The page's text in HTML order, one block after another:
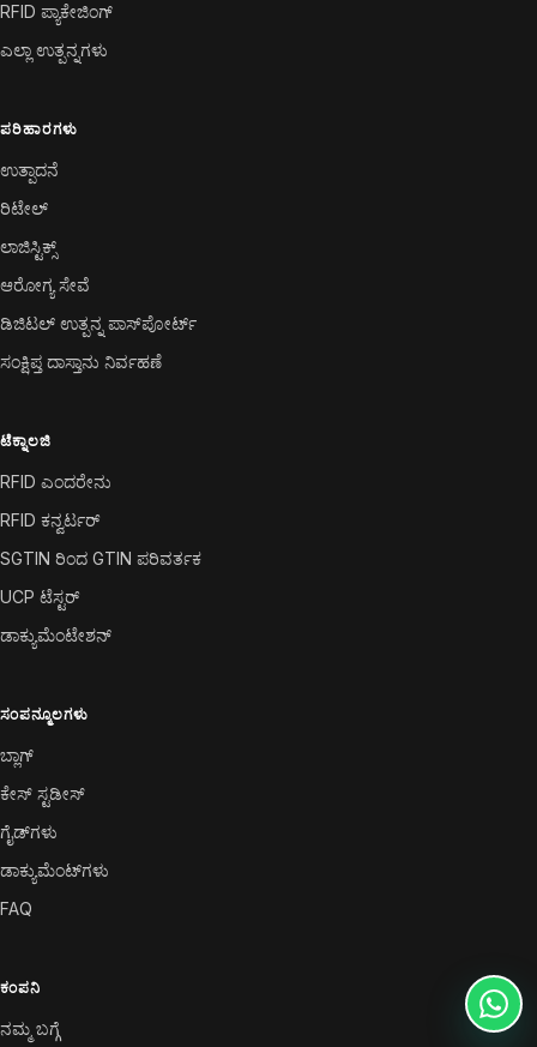
RFID ಪ್ಯಾಕೇಜಿಂಗ್
ಎಲ್ಲಾ ಉತ್ಪನ್ನಗಳು
ಪರಿಹಾರಗಳು
ಉತ್ಪಾದನೆ
ರಿಟೇಲ್
ಲಾಜಿಸ್ಟಿಕ್ಸ್
ಆರೋಗ್ಯ ಸೇವೆ
ಡಿಜಿಟಲ್ ಉತ್ಪನ್ನ ಪಾಸ್‌ಪೋರ್ಟ್
ಸಂಕ್ಷಿಪ್ತ ದಾಸ್ತಾನು ನಿರ್ವಹಣೆ
ಟೆಕ್ನಾಲಜಿ
RFID ಎಂದರೇನು
RFID ಕನ್ವರ್ಟರ್
SGTIN ರಿಂದ GTIN ಪರಿವರ್ತಕ
UCP ಟೆಸ್ಟರ್
ಡಾಕ್ಯುಮೆಂಟೇಶನ್
ಸಂಪನ್ಮೂಲಗಳು
ಬ್ಲಾಗ್
ಕೇಸ್ ಸ್ಟಡೀಸ್
ಗೈಡ್‌ಗಳು
ಡಾಕ್ಯುಮೆಂಟ್‌ಗಳು
FAQ
ಕಂಪನಿ
ನಮ್ಮ ಬಗ್ಗೆ